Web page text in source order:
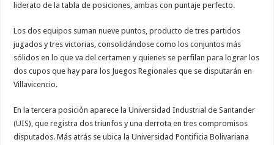
liderato de la tabla de posiciones, ambas con puntaje perfecto.
Los dos equipos suman nueve puntos, producto de tres partidos
jugados y tres victorias, consolidándose como los conjuntos más
sólidos en lo que va del certamen y quienes se perfilan para lograr los
dos cupos que hay para los Juegos Regionales que se disputarán en
Villavicencio.
En la tercera posición aparece la Universidad Industrial de Santander
(UIS), que registra dos triunfos y una derrota en tres compromisos
disputados. Más atrás se ubica la Universidad Pontificia Bolivariana